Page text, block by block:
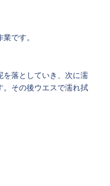
です。
落としていき、次に濡
その後ウエスで濡れ拭